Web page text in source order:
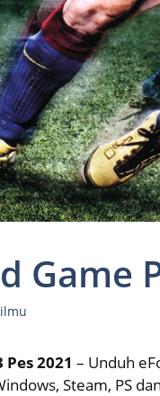
Game
2021 – Unduh
Steam, PS